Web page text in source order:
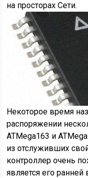
на просторах Сети.
Некоторое время
распоряжении
ATMega163 и
из отслуживших
контроллер очень
является его ранней